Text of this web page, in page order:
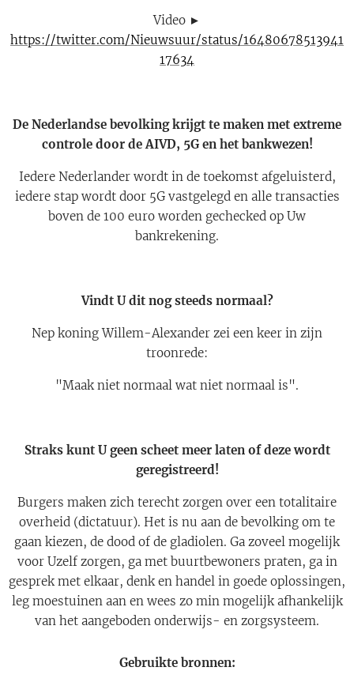
Video ►
https://twitter.com/Nieuwsuur/status/16480678513941
17634
De Nederlandse bevolking krijgt te maken met extreme
controle door de AIVD, 5G en het bankwezen!
Iedere Nederlander wordt in de toekomst afgeluisterd,
iedere stap wordt door 5G vastgelegd en alle transacties
boven de 100 euro worden gechecked op Uw
bankrekening.
Vindt U dit nog steeds normaal?
Nep koning Willem-Alexander zei een keer in zijn
troonrede:
"Maak niet normaal wat niet normaal is".
Straks kunt U geen scheet meer laten of deze wordt
geregistreerd!
Burgers maken zich terecht zorgen over een totalitaire
overheid (dictatuur). Het is nu aan de bevolking om te
gaan kiezen, de dood of de gladiolen. Ga zoveel mogelijk
voor Uzelf zorgen, ga met buurtbewoners praten, ga in
gesprek met elkaar, denk en handel in goede oplossingen,
leg moestuinen aan en wees zo min mogelijk afhankelijk
van het aangeboden onderwijs- en zorgsysteem.
Gebruikte bronnen: